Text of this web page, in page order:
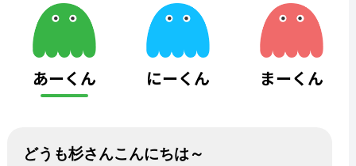
あーくん にーくん まーくん
どうも杉さんこんにちは～